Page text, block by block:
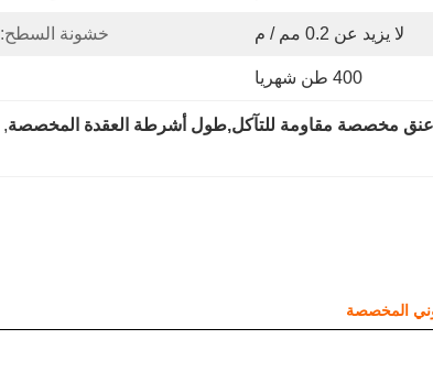
لا يزيد عن 0.2 مم / م خشونة السطح:
400 طن شهريا
مخصصة مقاومة للتآكل,طول أشرطة العقدة المخصصة,
المخصصة